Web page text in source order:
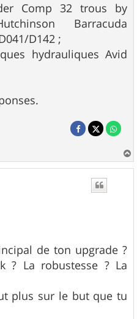
Comp 32 trous by
Barracuda
D142 ;
hydrauliques Avid
a
de ton upgrade ?
? La robustesse ? La
plus sur le but que tu